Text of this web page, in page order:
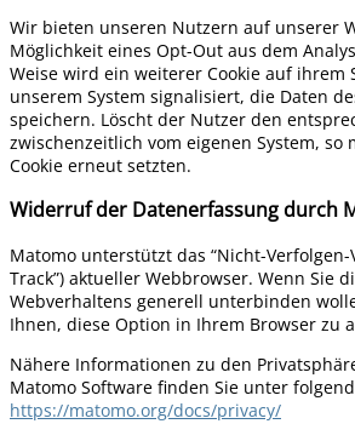
Wir bieten unseren Nutzern auf unserer
Möglichkeit eines Opt-Out aus dem
Weise wird ein weiterer Cookie auf ihrem
unserem System signalisiert, die Daten
speichern. Löscht der Nutzer den
zwischenzeitlich vom eigenen System, so
Cookie erneut setzten.
Widerruf der Datenerfassung durch
Matomo unterstützt das “Nicht-Verfolgen-
Track”) aktueller Webbrowser. Wenn Sie
Webverhaltens generell unterbinden
Ihnen, diese Option in Ihrem Browser zu
Nähere Informationen zu den
Matomo Software finden Sie unter
https://matomo.org/docs/privacy/